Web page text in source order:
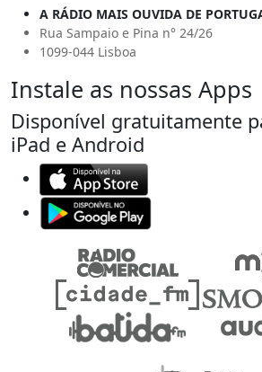
A RÁDIO MAIS OUVIDA DE
Rua Sampaio e Pina n° 24/26
1099-044 Lisboa
Instale as nossas Apps
Disponível gratuitamente
iPad e Android